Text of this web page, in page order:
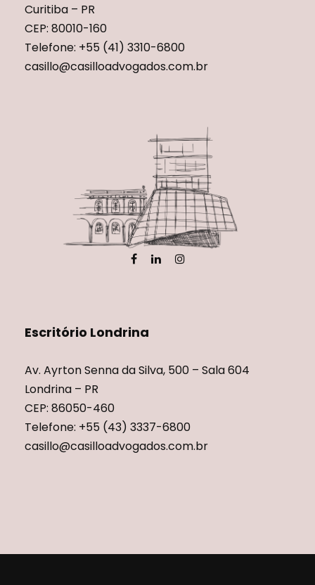
Curitiba – PR
CEP: 80010-160
Telefone: +55 (41) 3310-6800
casillo@casilloadvogados.com.br
Escritório Londrina
Av. Ayrton Senna da Silva, 500 – Sala 604
Londrina – PR
CEP: 86050-460
Telefone: +55 (43) 3337-6800
casillo@casilloadvogados.com.br